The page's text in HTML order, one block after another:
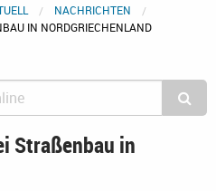
NACHRICHTEN
IN NORDGRIECHENLAND
Straßenbau in